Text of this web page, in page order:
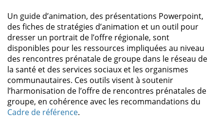
Un guide d’animation, des présentations Powerpoint,
des fiches de stratégies d’animation et un outil pour
dresser un portrait de l’offre régionale, sont
disponibles pour les ressources impliquées au niveau
des rencontres prénatale de groupe dans le réseau de
la santé et des services sociaux et les organismes
communautaires. Ces outils visent à soutenir
l’harmonisation de l’offre de rencontres prénatales de
groupe, en cohérence avec les recommandations du
Cadre de référence.